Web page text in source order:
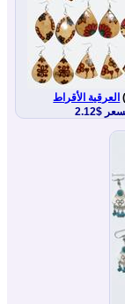
العرقية الأقراط
$2.12